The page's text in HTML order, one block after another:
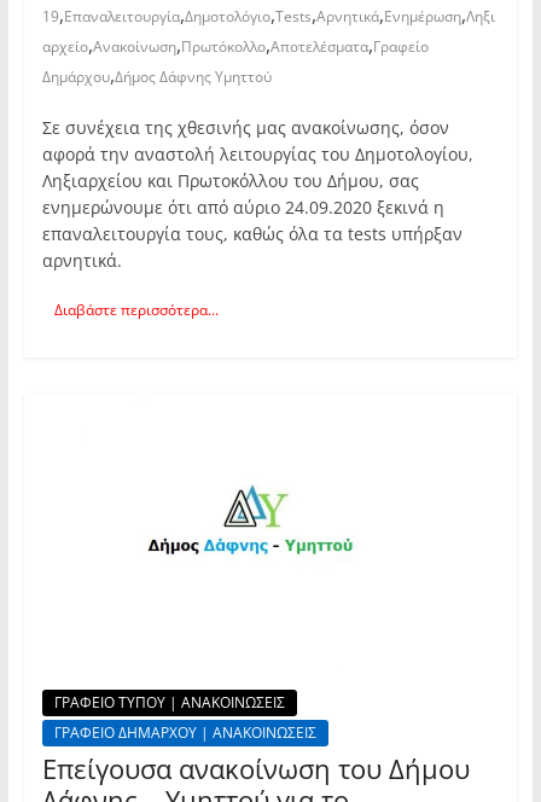
19,Επαναλειτουργία,Δημοτολόγιο,Tests,Αρνητικά,Ενημέρωση,Ληξι
αρχείο,Ανακοίνωση,Πρωτόκολλο,Αποτελέσματα,Γραφείο
Δημάρχου,Δήμος Δάφνης Υμηττού
Σε συνέχεια της χθεσινής μας ανακοίνωσης, όσον
αφορά την αναστολή λειτουργίας του Δημοτολογίου,
Ληξιαρχείου και Πρωτοκόλλου του Δήμου, σας
ενημερώνουμε ότι από αύριο 24.09.2020 ξεκινά η
επαναλειτουργία τους, καθώς όλα τα tests υπήρξαν
αρνητικά.
Διαβάστε περισσότερα...
ΓΡΑΦΕΙΟ ΤΥΠΟΥ | ΑΝΑΚΟΙΝΩΣΕΙΣ
ΓΡΑΦΕΙΟ ΔΗΜΑΡΧΟΥ | ΑΝΑΚΟΙΝΩΣΕΙΣ
Επείγουσα ανακοίνωση του Δήμου